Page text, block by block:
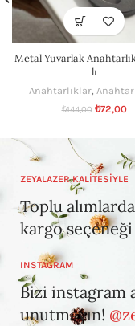
Metal Yuvarlak
lı
Anahtarlıklar,
₺144,00 ₺72,00
ZEYALAZER KALİTESİYLE
Toplu
kargo
INSTAGRAM
Bizi instagram
unutmayın!